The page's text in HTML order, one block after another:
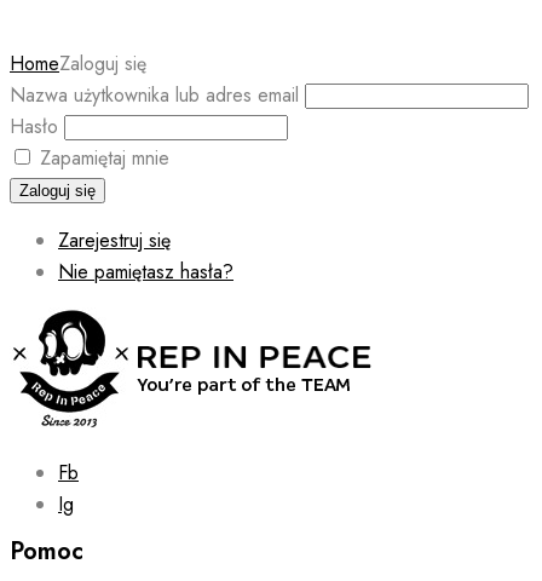
HomeZaloguj się
Nazwa użytkownika lub adres email
Hasło
Zapamiętaj mnie
Zaloguj się
Zarejestruj się
Nie pamiętasz hasła?
Fb
Ig
Pomoc